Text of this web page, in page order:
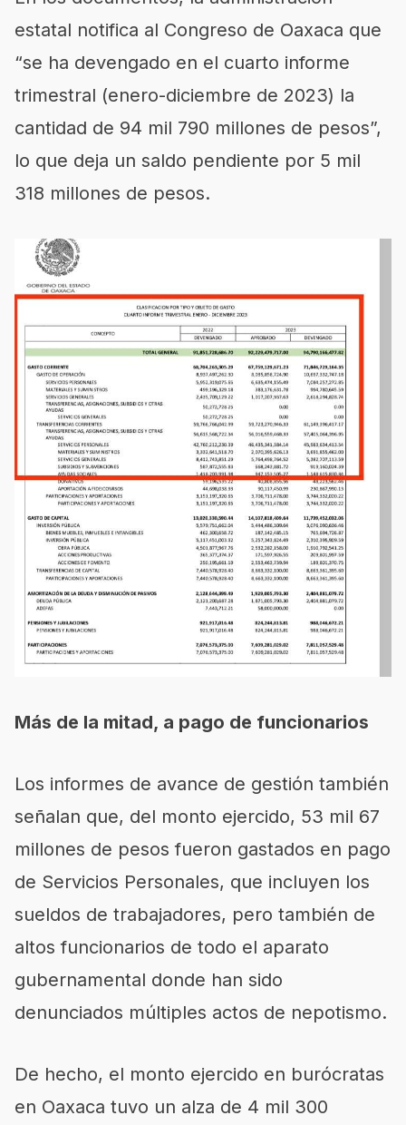
estatal notifica al Congreso de Oaxaca que
“se ha devengado en el cuarto informe
trimestral (enero-diciembre de 2023) la
cantidad de 94 mil 790 millones de pesos”,
lo que deja un saldo pendiente por 5 mil
318 millones de pesos.
Más de la mitad, a pago de funcionarios
Los informes de avance de gestión también
señalan que, del monto ejercido, 53 mil 67
millones de pesos fueron gastados en pago
de Servicios Personales, que incluyen los
sueldos de trabajadores, pero también de
altos funcionarios de todo el aparato
gubernamental donde han sido
denunciados múltiples actos de nepotismo.
De hecho, el monto ejercido en burócratas
en Oaxaca tuvo un alza de 4 mil 300